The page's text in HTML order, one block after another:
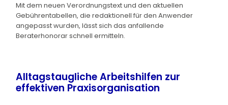
Mit dem neuen Verordnungstext und den aktuellen
Gebührentabellen, die redaktionell für den Anwender
angepasst wurden, lässt sich das anfallende
Beraterhonorar schnell ermitteln.
Alltagstaugliche Arbeitshilfen zur
effektiven Praxisorganisation